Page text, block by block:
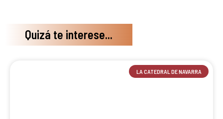
Quizá te interese...
LA CATEDRAL DE NAVARRA